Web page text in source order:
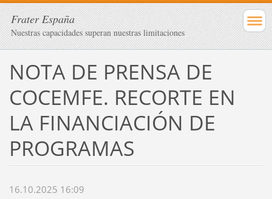
Frater España
Nuestras capacidades superan nuestras limitaciones
NOTA DE PRENSA DE
COCEMFE. RECORTE EN
LA FINANCIACIÓN DE
PROGRAMAS
16.10.2025 16:09